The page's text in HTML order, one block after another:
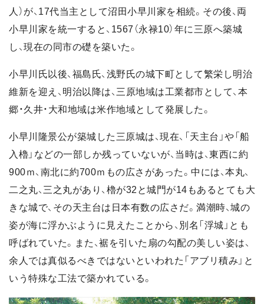
人）が、17代当主として沼田小早川家を相続。その後、両
小早川家を統一すると、1567（永禄10）年に三原へ築城
し、現在の同市の礎を築いた。
小早川氏以後、福島氏、浅野氏の城下町として繁栄し明治
維新を迎え、明治以降は、三原地域は工業都市として、本
郷・久井・大和地域は米作地域として発展した。
小早川隆景公が築城した三原城は、現在、「天主台」や「船
入櫓」などの一部しか残っていないが、当時は、東西に約
900ｍ、南北に約700ｍもの広さがあった。中には、本丸、
二之丸、三之丸があり、櫓が32と城門が14もあるとても大
きな城で、その天主台は日本有数の広さだ。満潮時、城の
姿が海に浮かぶように見えたことから、別名「浮城」とも
呼ばれていた。また、裾を引いた扇の勾配の美しい姿は、
余人では真似るべきではないといわれた「アブリ積み」と
いう特殊な工法で築かれている。